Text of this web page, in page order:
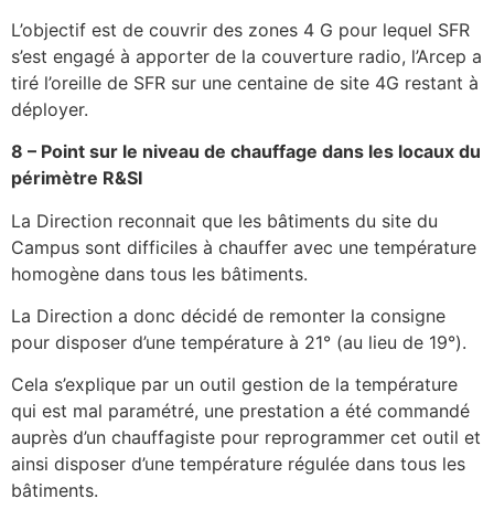
L’objectif est de couvrir des zones 4 G pour lequel SFR
s’est engagé à apporter de la couverture radio, l’Arcep a
tiré l’oreille de SFR sur une centaine de site 4G restant à
déployer.
8 – Point sur le niveau de chauffage dans les locaux du
périmètre R&SI
La Direction reconnait que les bâtiments du site du
Campus sont difficiles à chauffer avec une température
homogène dans tous les bâtiments.
La Direction a donc décidé de remonter la consigne
pour disposer d’une température à 21° (au lieu de 19°).
Cela s’explique par un outil gestion de la température
qui est mal paramétré, une prestation a été commandé
auprès d’un chauffagiste pour reprogrammer cet outil et
ainsi disposer d’une température régulée dans tous les
bâtiments.